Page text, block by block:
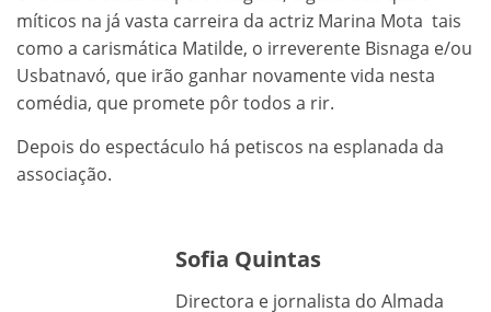
míticos na já vasta carreira da actriz Marina Mota tais
como a carismática Matilde, o irreverente Bisnaga e/ou
Usbatnavó, que irão ganhar novamente vida nesta
comédia, que promete pôr todos a rir.
Depois do espectáculo há petiscos na esplanada da
associação.
Sofia Quintas
Directora e jornalista do Almada